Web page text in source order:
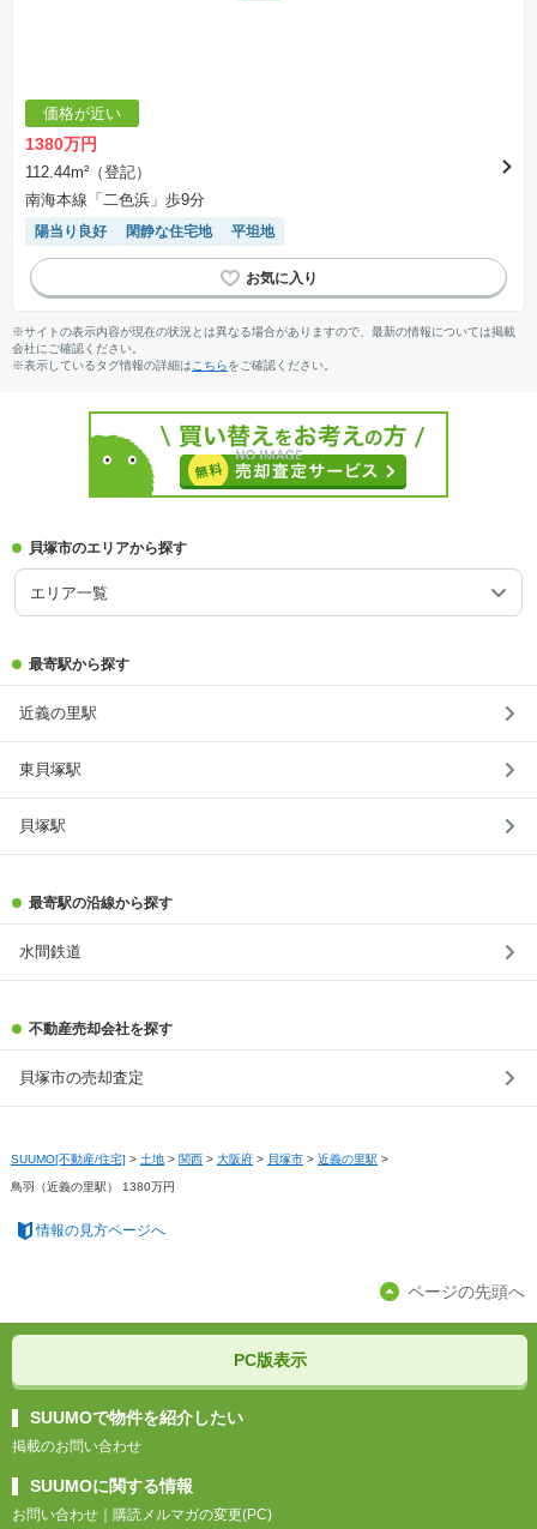
価格が近い
1380万円
112.44m²（登記）
南海本線「二色浜」歩9分
陽当り良好 閑静な住宅地 平坦地
※サイトの表示内容が現在の状況とは異なる場合がありますので、最新の情報については掲載
会社にご確認ください。
※表示しているタグ情報の詳細は こちらをご確認ください。
貝塚市のエリアから探す
エリア一覧
最寄駅から探す
近義の里駅
東貝塚駅
貝塚駅
最寄駅の沿線から探す
水間鉄道
不動産売却会社を探す
貝塚市の売却査定
SUUMO[不動産/住宅] > 土地 > 関西 > 大阪府 > 貝塚市 > 近義の里駅 >
鳥羽（近義の里駅） 1380万円
情報の見方ページへ
ページの先頭へ
PC版表示
SUUMOで物件を紹介したい
掲載のお問い合わせ
SUUMOに関する情報
お問い合わせ 購読メルマガの変更(PC)